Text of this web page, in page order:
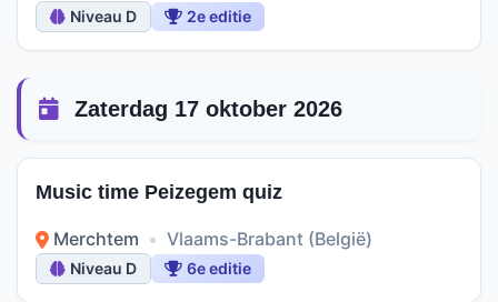
Niveau D 2e editie
Zaterdag 17 oktober 2026
Music time Peizegem quiz
Merchtem • Vlaams-Brabant (België)
Niveau D 6e editie